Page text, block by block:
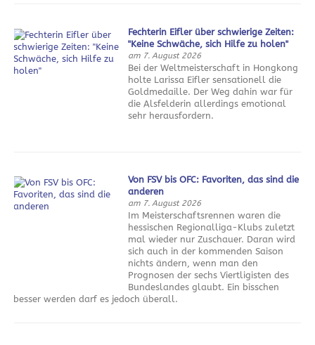
Fechterin Eifler über schwierige Zeiten:
"Keine Schwäche, sich Hilfe zu holen"
am 7. August 2026
Bei der Weltmeisterschaft in Hongkong
holte Larissa Eifler sensationell die
Goldmedaille. Der Weg dahin war für
die Alsfelderin allerdings emotional
sehr herausfordern.
Von FSV bis OFC: Favoriten, das sind die
anderen
am 7. August 2026
Im Meisterschaftsrennen waren die
hessischen Regionalliga-Klubs zuletzt
mal wieder nur Zuschauer. Daran wird
sich auch in der kommenden Saison
nichts ändern, wenn man den
Prognosen der sechs Viertligisten des
Bundeslandes glaubt. Ein bisschen
besser werden darf es jedoch überall.